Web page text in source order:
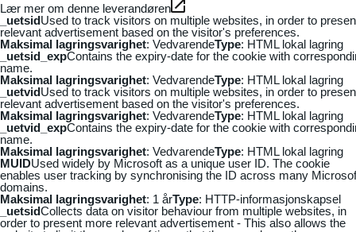
Lær mer om denne leverandøren
_uetsidUsed to track visitors on multiple websites, in order to
relevant advertisement based on the visitor's preferences.
Maksimal lagringsvarighet: VedvarendeType: HTML lokal lagring
_uetsid_expContains the expiry-date for the cookie with
name.
Maksimal lagringsvarighet: VedvarendeType: HTML lokal lagring
_uetvidUsed to track visitors on multiple websites, in order to
relevant advertisement based on the visitor's preferences.
Maksimal lagringsvarighet: VedvarendeType: HTML lokal lagring
_uetvid_expContains the expiry-date for the cookie with
name.
Maksimal lagringsvarighet: VedvarendeType: HTML lokal lagring
MUIDUsed widely by Microsoft as a unique user ID. The cookie
enables user tracking by synchronising the ID across many
domains.
Maksimal lagringsvarighet: 1 årType: HTTP-informasjonskapsel
_uetsidCollects data on visitor behaviour from multiple websites, in
order to present more relevant advertisement - This also allows the